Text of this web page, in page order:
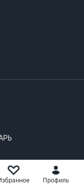
Профиль